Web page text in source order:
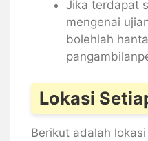
Jika terdapat
mengenai
bolehlah
Lokasi
Berikut adalah